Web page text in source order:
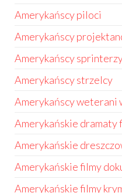
Amerykańscy piloci
Amerykańscy
Amerykańscy
Amerykańscy strzelcy
Amerykańscy weterani
Amerykańskie dramaty
Amerykańskie
Amerykańskie filmy
Amerykańskie filmy